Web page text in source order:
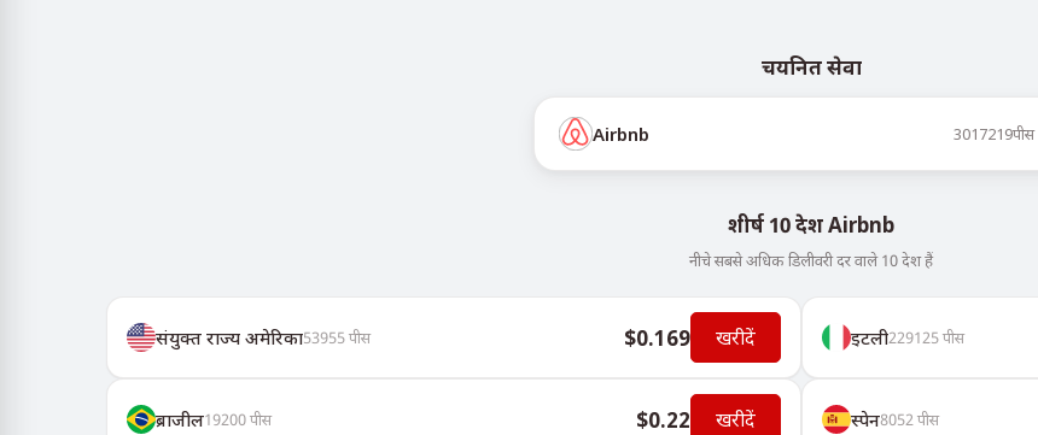
चयनित सेवा
Airbnb 3017219पीस
शीर्ष 10 देश Airbnb
नीचे सबसे अधिक डिलीवरी दर वाले 10 देश हैं
संयुक्त राज्य अमेरिका53955पीस $0.169 खरीदें इटली229125पीस
ब्राजील19200पीस $0.22 खरीदें स्पेन8052 पीस